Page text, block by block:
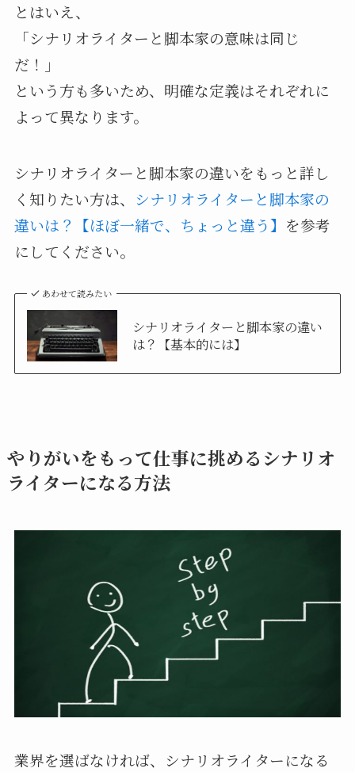
とはいえ、
「シナリオライターと脚本家の意味は同じ
だ！」
という方も多いため、明確な定義はそれぞれに
よって異なります。
シナリオライターと脚本家の違いをもっと詳し
く知りたい方は、 シナリオライターと脚本家の
違いは？【ほぼ一緒で、ちょっと違う】 を参考
にしてください。
あわせて読みたい
シナリオライターと脚本家の違い
は？【基本的には】
やりがいをもって仕事に挑めるシナリオ
ライターになる方法
業界を選ばなければ、シナリオライターになる